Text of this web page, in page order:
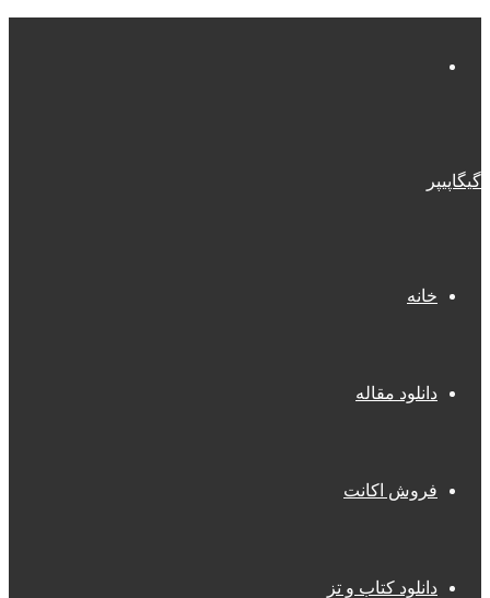
گیگاپیپر
خانه
دانلود مقاله
فروش اکانت
دانلود کتاب و تز